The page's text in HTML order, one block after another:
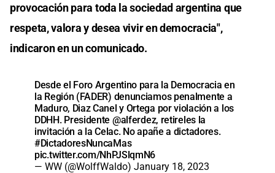
provocación para toda la sociedad argentina que
respeta, valora y desea vivir en democracia",
indicaron en un comunicado.
Desde el Foro Argentino para la Democracia en
la Región (FADER) denunciamos penalmente a
Maduro, Diaz Canel y Ortega por violación a los
DDHH. Presidente @alferdez, retireles la
invitación a la Celac. No apañe a dictadores.
#DictadoresNuncaMas
pic.twitter.com/NhPJSlqmN6
— WW (@WolffWaldo) January 18, 2023